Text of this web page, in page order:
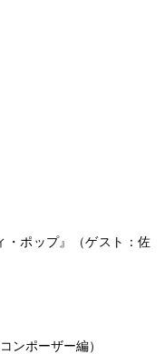
・ポップ』（ゲスト：佐
ンポーザー編）